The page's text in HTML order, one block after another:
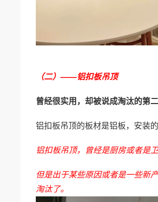
（二）——铝扣板吊顶
曾经很实用，却被说成淘汰的第
铝扣板吊顶的板材是铝板，安装
铝扣板吊顶，曾经是厨房或者是
但是出于某些原因或者是一些新
淘汰了。